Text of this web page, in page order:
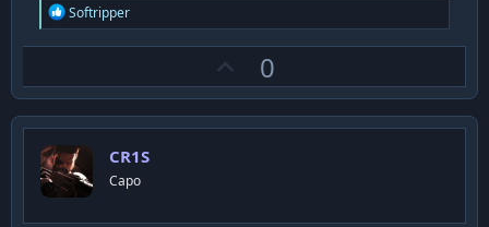
R
e
a
i
o
n
s
:
Softripper
p
v
0
CR1S
Capo